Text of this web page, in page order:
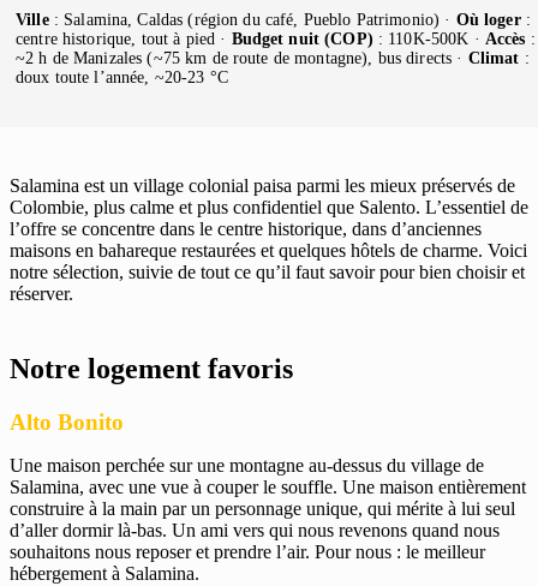
Ville: Salamina, Caldas (région du café, Pueblo Patrimonio) · Où loger:
centre historique, tout à pied · Budget nuit (COP) : 110K-500K · Accès :
~2 h de Manizales (~75 km de route de montagne), bus directs · Climat :
doux toute l’année, ~20-23 °C
Salamina est un village colonial paisa parmi les mieux préservés de
Colombie, plus calme et plus confidentiel que Salento. L’essentiel de
l’offre se concentre dans le centre historique, dans d’anciennes
maisons en bahareque restaurées et quelques hôtels de charme. Voici
notre sélection, suivie de tout ce qu’il faut savoir pour bien choisir et
réserver.
Notre logement favoris
Alto Bonito
Une maison perchée sur une montagne au-dessus du village de
Salamina, avec une vue à couper le souffle. Une maison entièrement
construire à la main par un personnage unique, qui mérite à lui seul
d’aller dormir là-bas. Un ami vers qui nous revenons quand nous
souhaitons nous reposer et prendre l’air. Pour nous : le meilleur
hébergement à Salamina.